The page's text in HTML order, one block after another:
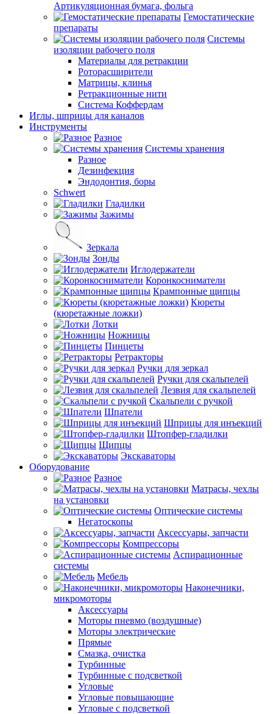
Артикуляционная бумага, фольга
Гемостатические
препараты
Системы
изоляции рабочего поля
Материалы для ретракции
Роторасширители
Матрицы, клинья
Ретракционные нити
Система Коффердам
Иглы, шприцы для каналов
Инструменты
Разное
Системы хранения
Разное
Дезинфекция
Эндодонтия, боры
Schwert
Гладилки
Зажимы
Зеркала
Зонды
Иглодержатели
Коронкосниматели
Крампонные щипцы
Кюреты
(кюретажные ложки)
Лотки
Ножницы
Пинцеты
Ретракторы
Ручки для зеркал
Ручки для скальпелей
Лезвия для скальпелей
Скальпели с ручкой
Шпатели
Шприцы для инъекций
Штопфер-гладилки
Щипцы
Экскаваторы
Оборудование
Разное
Матрасы, чехлы
на установки
Оптические системы
Негатоскопы
Аксессуары, запчасти
Компрессоры
Аспирационные
системы
Мебель
Наконечники,
микромоторы
Аксессуары
Моторы пневмо (воздушные)
Моторы электрические
Прямые
Смазка, очистка
Турбинные
Турбинные с подсветкой
Угловые
Угловые повышающие
Угловые с подсветкой